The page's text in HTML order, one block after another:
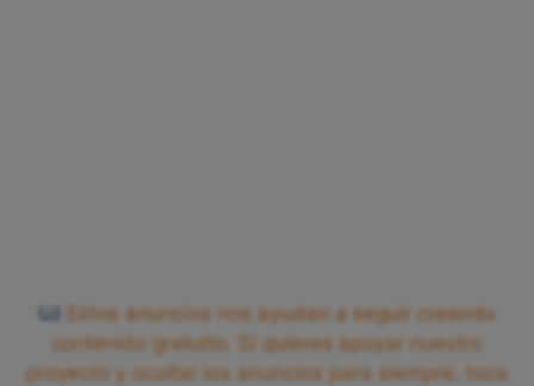
Estos anuncios nos ayudan a seguir creando
contenido gratuito. Si quieres apoyar nuestro
proyecto y ocultar los anuncios para siempre, toca